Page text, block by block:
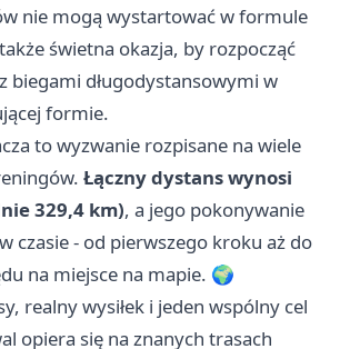
nie mogą wystartować w formule
świetna okazja, by rozpocząć
biegami długodystansowymi w
formie.
to wyzwanie rozpisane na wiele
Łączny dystans wynosi
329,4 km), a jego pokonywanie
czasie - od pierwszego kroku aż do
na miejsce na mapie. 🌍
realny wysiłek i jeden wspólny cel
opiera się na znanych trasach